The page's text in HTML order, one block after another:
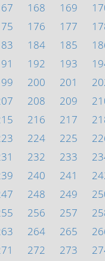
168 169
176 177
184 185
192 193
200 201
208 209
216 217
224 225
232 233
240 241
248 249
256 257
264 265
272 273